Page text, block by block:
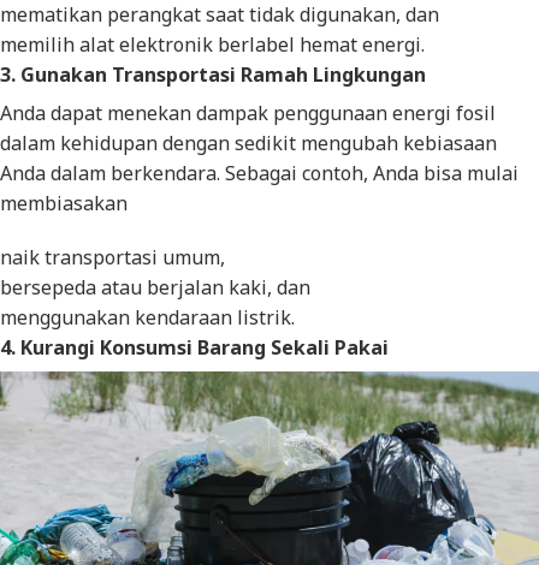
mematikan perangkat saat tidak digunakan, dan
memilih alat elektronik berlabel hemat energi.
3. Gunakan Transportasi Ramah Lingkungan
Anda dapat menekan dampak penggunaan energi fosil
dalam kehidupan dengan sedikit mengubah kebiasaan
Anda dalam berkendara. Sebagai contoh, Anda bisa mulai
membiasakan
naik transportasi umum,
bersepeda atau berjalan kaki, dan
menggunakan kendaraan listrik.
4. Kurangi Konsumsi Barang Sekali Pakai